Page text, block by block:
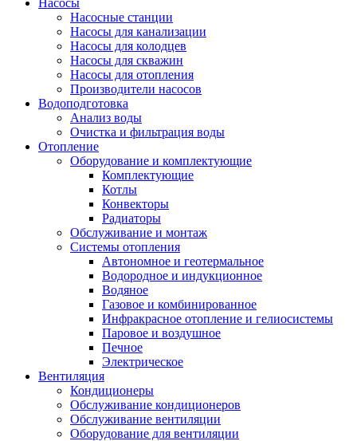
Насосы
Насосные станции
Насосы для канализации
Насосы для колодцев
Насосы для скважин
Насосы для отопления
Производители насосов
Водоподготовка
Анализ воды
Очистка и фильтрация воды
Отопление
Оборудование и комплектующие
Комплектующие
Котлы
Конвекторы
Радиаторы
Обслуживание и монтаж
Системы отопления
Автономное и геотермальное
Водородное и индукционное
Водяное
Газовое и комбинированное
Инфракрасное отопление и гелиосистемы
Паровое и воздушное
Печное
Электрическое
Вентиляция
Кондиционеры
Обслуживание кондиционеров
Обслуживание вентиляции
Оборудование для вентиляции